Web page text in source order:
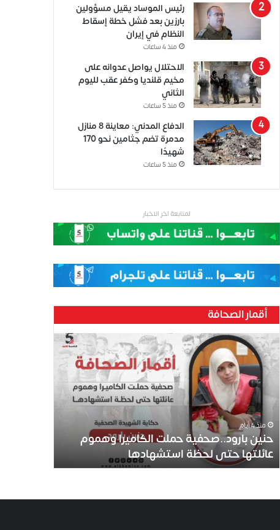
رئيس الموساد يقيل مسؤولين
بارزين بعد فشل خطة إسقاط
النظام في إيران
منذ 4 ساعات
الاحتلال يواصل عدوانه على
مخيم قلنديا وكفر عقب لليوم
الثاني
منذ 5 ساعات
الدفاع المدني: معاينة 8 منازل
مدمرة تضم جثامين نحو 170
شهيدًا
منذ 5 ساعات
لمتابعة اخر الاخبار
أقمار الصحافة
ح
ن
.
منذ 4 أيام
حنين بارود..صحفية حملت الكاميرا وهموم
عائلتها حتى لحظة استشهادها